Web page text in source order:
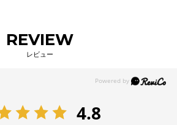
REVIEW
レビュー
4.8